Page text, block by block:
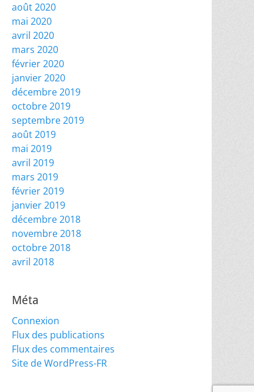
août 2020
mai 2020
avril 2020
mars 2020
février 2020
janvier 2020
décembre 2019
octobre 2019
septembre 2019
août 2019
mai 2019
avril 2019
mars 2019
février 2019
janvier 2019
décembre 2018
novembre 2018
octobre 2018
avril 2018
Méta
Connexion
Flux des publications
Flux des commentaires
Site de WordPress-FR